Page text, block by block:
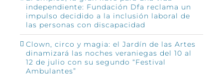
independiente: Fundación Dfa reclama un
impulso decidido a la inclusión laboral de
las personas con discapacidad
Clown, circo y magia: el Jardín de las Artes
dinamizará las noches veraniegas del 10 al
12 de julio con su segundo “Festival
Ambulantes”